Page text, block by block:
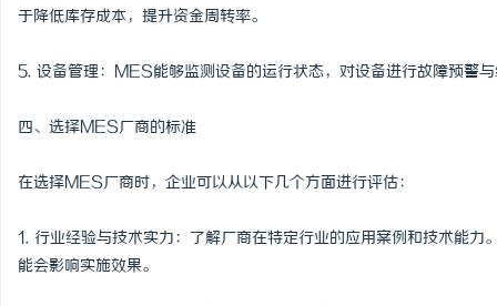
于降低库存成本，提升资金周转率。
5. 设备管理：MES能够监测设备的运行状态，对设备进行故障预警
四、选择MES厂商的标准
在选择MES厂商时，企业可以从以下几个方面进行评估：
1. 行业经验与技术实力：了解厂商在特定行业的应用案例和技术能
能会影响实施效果。